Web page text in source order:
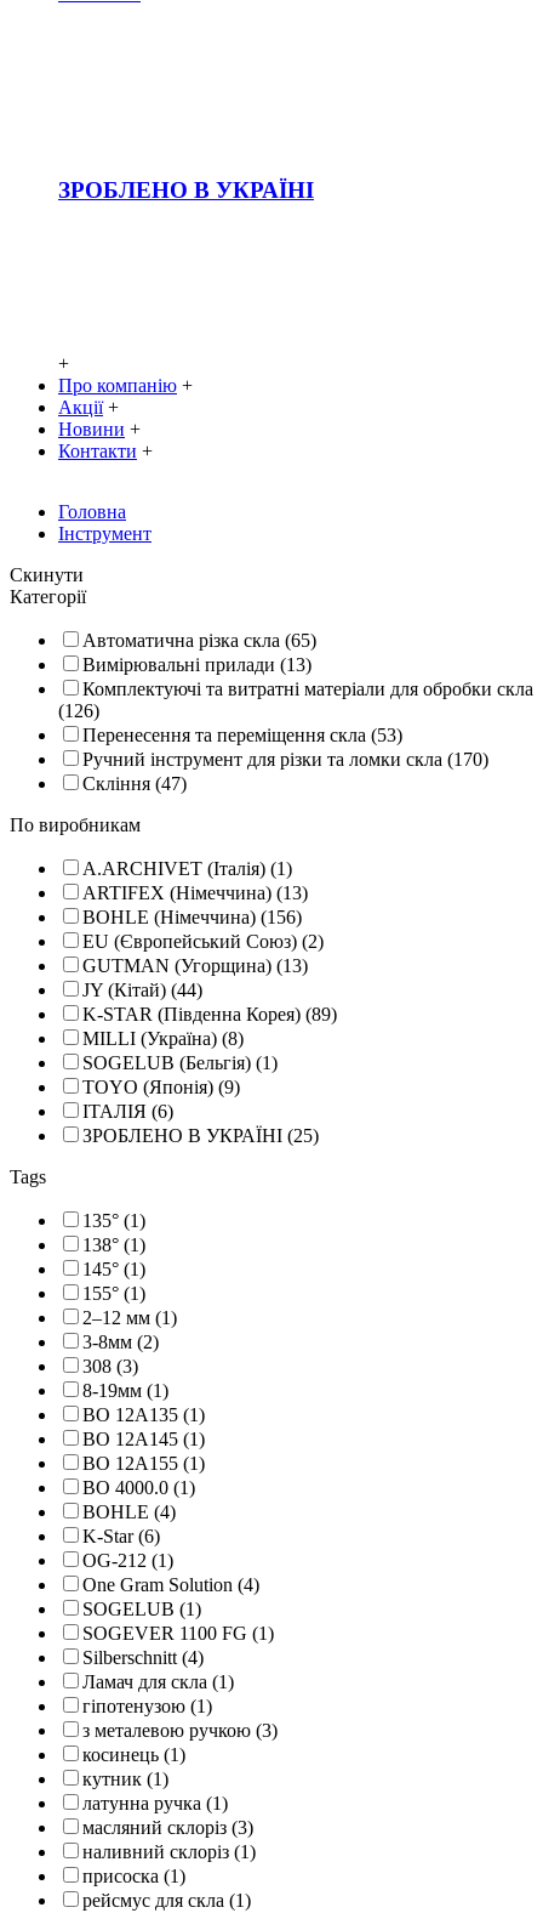
ЗРОБЛЕНО В УКРАЇНІ
+
Про компанію +
Акції +
Новини +
Контакти +
Головна
Інструмент
Скинути
Категорії
Автоматична різка скла (65)
Вимірювальні прилади (13)
Комплектуючі та витратні матеріали для обробки скла
(126)
Перенесення та переміщення скла (53)
Ручний інструмент для різки та ломки скла (170)
Скління (47)
По виробникам
A.ARCHIVET (Італія) (1)
ARTIFEX (Німеччина) (13)
BOHLE (Німеччина) (156)
EU (Європейський Союз) (2)
GUTMAN (Угорщина) (13)
JY (Кітай) (44)
K-STAR (Південна Корея) (89)
MILLI (Україна) (8)
SOGELUB (Бельгія) (1)
TOYO (Японія) (9)
ІТАЛІЯ (6)
ЗРОБЛЕНО В УКРАЇНІ (25)
Tags
135° (1)
138° (1)
145° (1)
155° (1)
2–12 мм (1)
3-8мм (2)
308 (3)
8-19мм (1)
BO 12A135 (1)
BO 12A145 (1)
BO 12A155 (1)
BO 4000.0 (1)
BOHLE (4)
K-Star (6)
OG-212 (1)
One Gram Solution (4)
SOGELUB (1)
SOGEVER 1100 FG (1)
Silberschnitt (4)
Ламач для скла (1)
гіпотенузою (1)
з металевою ручкою (3)
косинець (1)
кутник (1)
латунна ручка (1)
масляний склоріз (3)
наливний склоріз (1)
присоска (1)
рейсмус для скла (1)